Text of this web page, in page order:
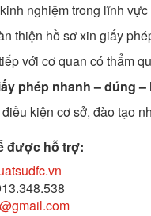
nghiệm trong lĩnh
thiện hồ sơ xin giấy
với cơ quan có thẩm
phép nhanh – đúng
kiện cơ sở, đào tạo
được hỗ trợ:
@gmail.com